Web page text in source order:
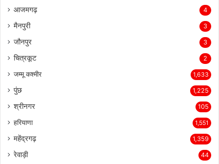
8
आजमगढ़ 4
मैनपुरी 3
जौनपुर 3
2
1,633
पुंछ 1,225
श्रीनगर 105
हरियाणा 1,551
महेंद्रगढ़ 1,359